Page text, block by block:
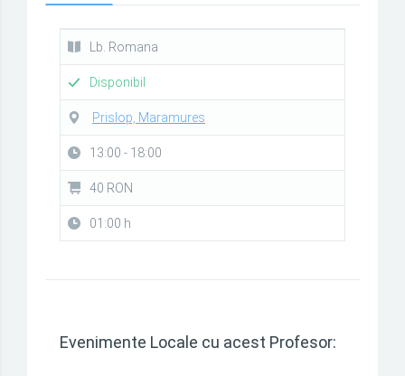
Lb. Romana
Disponibil
Prislop, Maramures
13:00 - 18:00
40 RON
01:00 h
Evenimente Locale cu acest Profesor: